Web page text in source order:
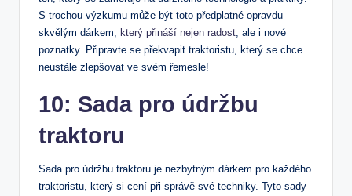
S trochou výzkumu může být toto předplatné opravdu
skvělým dárkem, který přináší nejen radost, ale i nové
poznatky. Připravte se překvapit traktoristu, který se chce
neustále zlepšovat ve svém řemesle!
10: Sada pro údržbu
traktoru
Sada pro údržbu traktoru je nezbytným dárkem pro každého
traktoristu, který si cení při správě své techniky. Tyto sady